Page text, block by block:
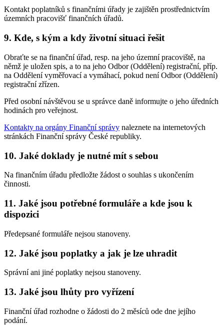
Kontakt poplatníků s finančními úřady je zajištěn prostřednictvím
územních pracovišť finančních úřadů.
9. Kde, s kým a kdy životní situaci řešit
Obraťte se na finanční úřad, resp. na jeho územní pracoviště, na
němž je uložen spis, a to na jeho Odbor (Oddělení) registrační, příp.
na Oddělení vyměřovací a vymáhací, pokud není Odbor (Oddělení)
registrační zřízen.
Před osobní návštěvou se u správce daně informujte o jeho úředních
hodinách pro veřejnost.
Kontakty na orgány Finanční správy naleznete na internetových
stránkách Finanční správy České republiky.
10. Jaké doklady je nutné mít s sebou
Na finančním úřadu předložte žádost o souhlas s ukončením
činnosti.
11. Jaké jsou potřebné formuláře a kde jsou k
dispozici
Předepsané formuláře nejsou stanoveny.
12. Jaké jsou poplatky a jak je lze uhradit
Správní ani jiné poplatky nejsou stanoveny.
13. Jaké jsou lhůty pro vyřízení
Finanční úřad rozhodne o žádosti do 2 měsíců ode dne jejího
podání.